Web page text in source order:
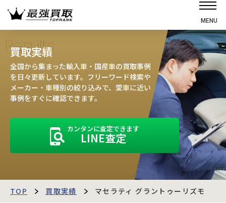
MENU
選ばれる理由
高価買取の仕組み
売却の流れ
お客様の声
運営会社
最強買取マガジン
Results
買取実績
全国から集まった輸入車・国産車の買取事例
を日々更新しています。フリーワード検索や
メーカー・車種別の絞り込みで、愛車に近い
事例をすぐに確認できます。
カンタンに査定できます
LINE査定
TOP 買取実績 マセラティ グラントゥーリズモ